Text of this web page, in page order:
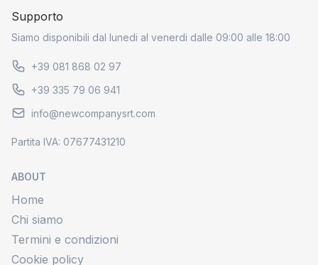
ABOUT
Home
Chi siamo
Termini e condizioni
Cookie policy
Supporto
Siamo disponibili dal lunedi al venerdi dalle 09:00 alle 18:00
+39 081 868 02 97
+39 335 79 06 941
info@newcompanysrt.com
Partita IVA: 07677431210